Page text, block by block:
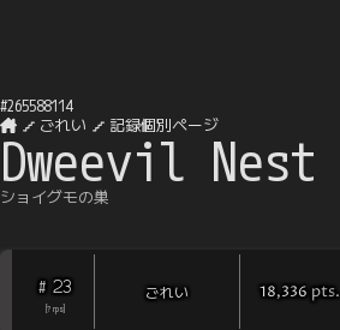
#265588114
ごれい
記録個別ページ
Dweevil Nest
ショイグモの巣
# 23
? rps]
ごれい 18,336 pts.